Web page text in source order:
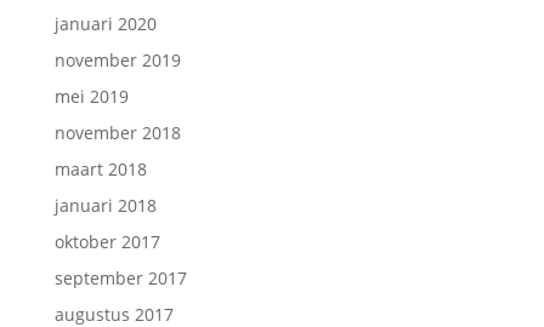
januari 2020
november 2019
mei 2019
november 2018
maart 2018
januari 2018
oktober 2017
september 2017
augustus 2017